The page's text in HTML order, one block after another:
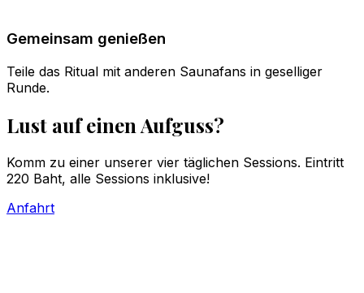
Gemeinsam genießen
Teile das Ritual mit anderen Saunafans in geselliger
Runde.
Lust auf einen Aufguss?
Komm zu einer unserer vier täglichen Sessions. Eintritt
220 Baht, alle Sessions inklusive!
Anfahrt